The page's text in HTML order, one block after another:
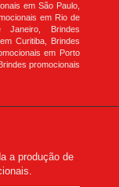
em São Paulo,
em Rio de
Brindes
Curitiba, Brindes
em Porto
promocionais
a produção de